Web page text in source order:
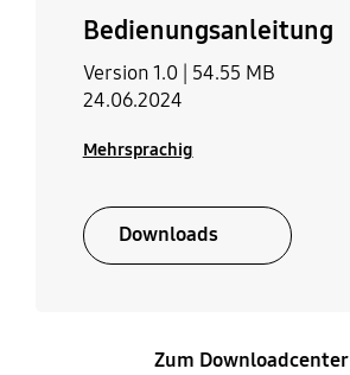
Bedienungsanleitung
Version 1.0 | 54.55 MB
24.06.2024
Mehrsprachig
Downloads
Zum Downloadcenter